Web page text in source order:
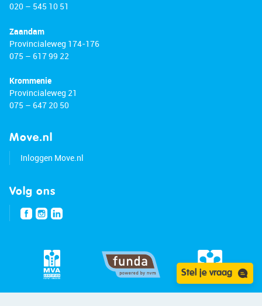
020 – 545 10 51
Zaandam
Provincialeweg 174-176
075 – 617 99 22
Krommenie
Provincialeweg 21
075 – 647 20 50
Move.nl
Inloggen Move.nl
Volg ons
Stel je vraag